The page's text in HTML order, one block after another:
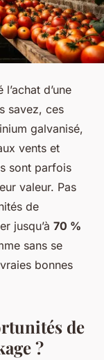
d’une
savez, ces
galvanisé,
vents et
sont parfois
valeur. Pas
de
jusqu’à 70 %
sans se
bonnes
de
?